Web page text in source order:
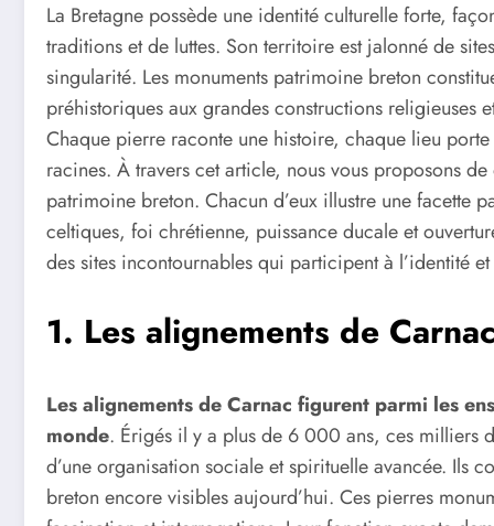
La Bretagne possède une identité culturelle forte,
traditions et de luttes. Son territoire est jalonné de
singularité. Les monuments patrimoine breton
préhistoriques aux grandes constructions religieuses
Chaque pierre raconte une histoire, chaque lieu
racines. À travers cet article, nous vous proposons
patrimoine breton. Chacun d’eux illustre une facette
celtiques, foi chrétienne, puissance ducale et
des sites incontournables qui participent à l’identité
1. Les alignements de
Les alignements de Carnac figurent parmi les
monde. Érigés il y a plus de 6 000 ans, ces milliers
d’une organisation sociale et spirituelle avancée. Ils
breton encore visibles aujourd’hui. Ces pierres